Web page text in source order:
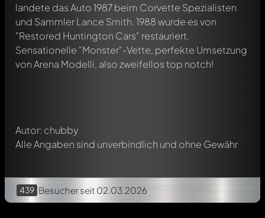
landete das Auto 1987 beim Corvette Spezialisten
und Sammler Lance Smith. 1988 wurde es von
"Restored Huntington Cars" restauriert.
Sensationelle "Monster"-Vette, perfekte Umsetzung
von Arena Modelli, also zweifellos top notch!
Autor: chubby
Alle Angaben sind unverbindlich und ohne Gewähr
439 Besucherseit 02.03.2026
Schreibe jetzt einen ersten Kommentar zu diesem Modell!
Jeder Kommentar kann von allen Mitgliedern diskutiert
werden. Es ist wie ein Chat.
Erwähne andere Modelly-Mitglieder durch die